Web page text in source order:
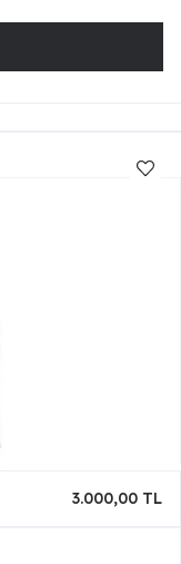
3.000,00 TL